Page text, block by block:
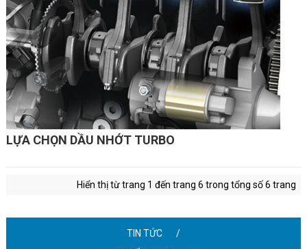
LỰA CHỌN DẦU NHỚT TURBO
Hiển thị từ trang 1 đến trang 6 trong tổng số 6 trang
TIN TỨC